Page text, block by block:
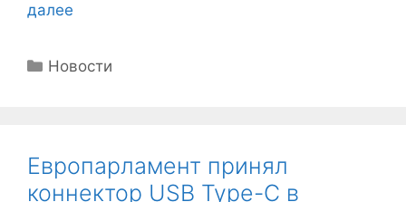
далее
Рубрики
Новости
Европарламент принял
коннектор USB Type-C в